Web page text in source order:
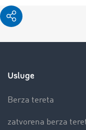
Usluge
Berza tereta
zatvorena berza